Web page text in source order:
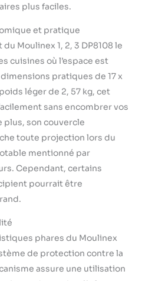
plus faciles.
et pratique
Moulinex 1, 2, 3 DP8108 le
cuisines où l’espace est
pratiques de 17 x
léger de 2, 57 kg, cet
sans encombrer vos
plus, son couvercle
toute projection lors du
mentionné par
Cependant, certains
pourrait être
phares du Moulinex
de protection contre la
assure une utilisation